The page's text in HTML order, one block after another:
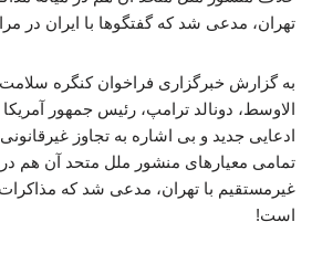
تهران، مدعی شد که گفتگوها با ایران در
به گزارش خبرگزاری فراخوان کنگره
الاوسط، دونالد ترامپ، رئیس جمهور
ادعایی جدید و بی اشاره به تجاوز
تمامی معیارهای منشور ملل متحد آن هم در
غیرمستقیم با تهران، مدعی شد که مذاکرات
است!